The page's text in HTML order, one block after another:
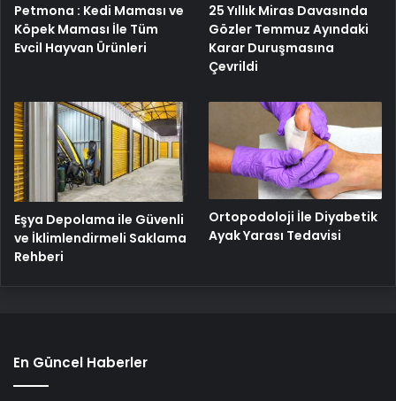
Petmona : Kedi Maması ve
Köpek Maması İle Tüm
Evcil Hayvan Ürünleri
25 Yıllık Miras Davasında
Gözler Temmuz Ayındaki
Karar Duruşmasına
Çevrildi
Eşya Depolama ile Güvenli
ve İklimlendirmeli Saklama
Rehberi
Ortopodoloji İle Diyabetik
Ayak Yarası Tedavisi
En Güncel Haberler